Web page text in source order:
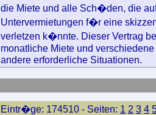
die Miete und alle Sch�den, die
Untervermietungen f�r eine
verletzen k�nnte. Dieser Vertrag
monatliche Miete und
andere erforderliche Situationen.
Eintr�ge: 174510 - Seiten: 1 2 3 4